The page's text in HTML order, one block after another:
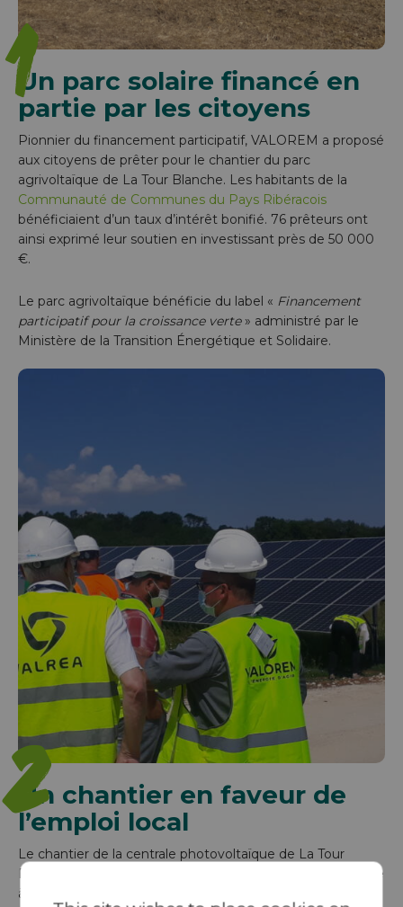
1Un parc solaire financé en
partie par les citoyens
Pionnier du financement participatif, VALOREM a proposé
aux citoyens de prêter pour le chantier du parc
agrivoltaïque de La Tour Blanche. Les habitants de la
Communauté de Communes du Pays Ribéracois
bénéficiaient d’un taux d’intérêt bonifié. 76 prêteurs ont
ainsi exprimé leur soutien en investissant près de 50 000
€.
Le parc agrivoltaïque bénéficie du label « Financement
participatif pour la croissance verte» administré par le
Ministère de la Transition Énergétique et Solidaire.
2Un chantier en faveur de
l’emploi local
Le chantier de la centrale photovoltaïque de La Tour
Blanche a permis le retour à l’emploi de 5 personnes grâce
à clauses d’insertion sociale.